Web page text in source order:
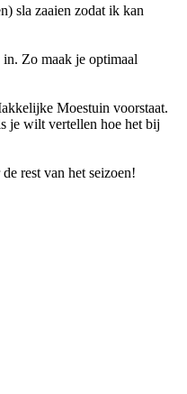
sla zaaien zodat ik kan
Zo maak je optimaal
Moestuin voorstaat.
je wilt vertellen hoe het bij
rest van het seizoen!